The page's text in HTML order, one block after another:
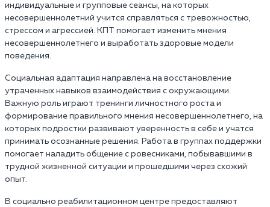
индивидуальные и групповые сеансы, на которых
несовершеннолетний учится справляться с тревожностью,
стрессом и агрессией. КПТ помогает изменить мнения
несовершеннолетнего и выработать здоровые модели
поведения.
Социальная адаптация направлена на восстановление
утраченных навыков взаимодействия с окружающими.
Важную роль играют тренинги личностного роста и
формирование правильного мнения несовершеннолетнего, на
которых подростки развивают уверенность в себе и учатся
принимать осознанные решения. Работа в группах поддержки
помогает наладить общение с ровесниками, побывавшими в
трудной жизненной ситуации и прошедшими через схожий
опыт.
В социально реабилитационном центре предоставляют